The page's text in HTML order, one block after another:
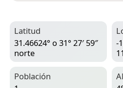
Latitud
31.46624° o 31° 27′ 59″
norte
-
Población